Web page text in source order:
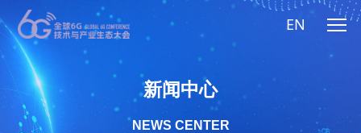
EN
新闻中心
NEWS CENTER